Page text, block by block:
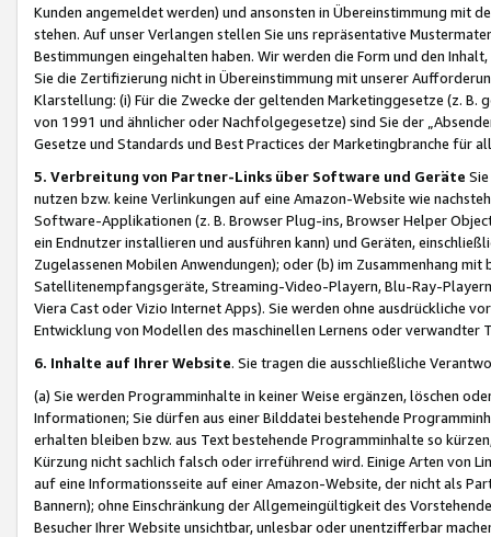
Kunden angemeldet werden) und ansonsten in Übereinstimmung mit
stehen. Auf unser Verlangen stellen Sie uns repräsentative
Bestimmungen eingehalten haben. Wir werden die Form und den
Sie die Zertifizierung nicht in Übereinstimmung mit unserer
Klarstellung: (i) Für die Zwecke der geltenden Marketinggesetze (z. B.
von 1991 und ähnlicher oder Nachfolgegesetze) sind Sie der
Gesetze und Standards und Best Practices der Marketingbranche für
5. Verbreitung von Partner-Links über Software und Geräte
nutzen bzw. keine Verlinkungen auf eine Amazon-Website wie
Software-Applikationen (z. B. Browser Plug-ins, Browser Helper
ein Endnutzer installieren und ausführen kann) und Geräten,
Zugelassenen Mobilen Anwendungen); oder (b) im Zusammenhang
Satellitenempfangsgeräte, Streaming-Video-Playern, Blu-Ray-
Viera Cast oder Vizio Internet Apps). Sie werden ohne ausdrückliche
Entwicklung von Modellen des maschinellen Lernens oder
6. Inhalte auf Ihrer Website. Sie tragen die ausschließliche
(a) Sie werden Programminhalte in keiner Weise ergänzen, löschen
Informationen; Sie dürfen aus einer Bilddatei bestehende
erhalten bleiben bzw. aus Text bestehende Programminhalte so
Kürzung nicht sachlich falsch oder irreführend wird. Einige Arten von
auf eine Informationsseite auf einer Amazon-Website, der nicht als
Bannern); ohne Einschränkung der Allgemeingültigkeit des
Besucher Ihrer Website unsichtbar, unlesbar oder unentzifferbar